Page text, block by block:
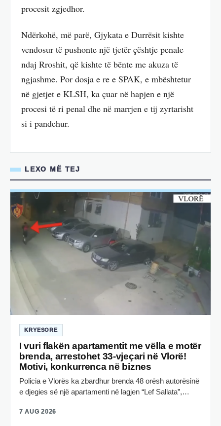
procesit zgjedhor.
Ndërkohë, më parë, Gjykata e Durrësit kishte
vendosur të pushonte një tjetër çështje penale
ndaj Rroshit, që kishte të bënte me akuza të
ngjashme. Por dosja e re e SPAK, e mbështetur
në gjetjet e KLSH, ka çuar në hapjen e një
procesi të ri penal dhe në marrjen e tij zyrtarisht
si i pandehur.
LEXO MË TEJ
KRYESORE
I vuri flakën apartamentit me vëlla e motër
brenda, arrestohet 33-vjeçari në Vlorë!
Motivi, konkurrenca në biznes
Policia e Vlorës ka zbardhur brenda 48 orësh autorësinë
e djegies së një apartamenti në lagjen “Lef Sallata”,…
7 AUG 2026